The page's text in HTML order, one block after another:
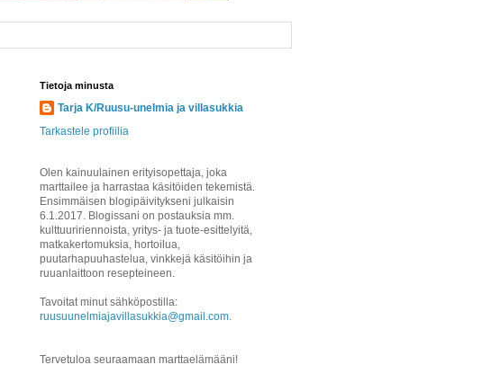
Tietoja minusta
Tarja K/Ruusu-unelmia ja villasukkia
Tarkastele profiilia
Olen kainuulainen erityisopettaja, joka
marttailee ja harrastaa käsitöiden tekemistä.
Ensimmäisen blogipäivitykseni julkaisin
6.1.2017. Blogissani on postauksia mm.
kulttuuririennoista, yritys- ja tuote-esittelyitä,
matkakertomuksia, hortoilua,
puutarhapuuhastelua, vinkkejä käsitöihin ja
ruuanlaittoon resepteineen.
Tavoitat minut sähköpostilla:
ruusuunelmiajavillasukkia@gmail.com.
Tervetuloa seuraamaan marttaelämääni!